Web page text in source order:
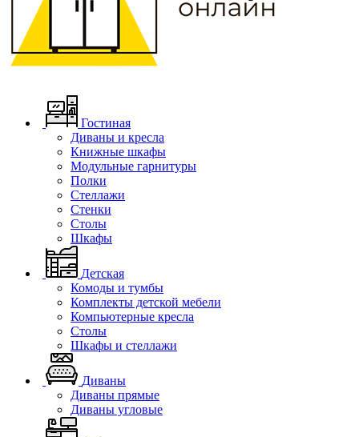
Гостиная
Диваны и кресла
Книжные шкафы
Модульные гарнитуры
Полки
Стеллажи
Стенки
Столы
Шкафы
Детская
Комоды и тумбы
Комплекты детской мебели
Компьютерные кресла
Столы
Шкафы и стеллажи
Диваны
Диваны прямые
Диваны угловые